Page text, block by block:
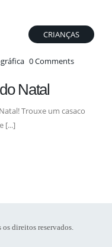
CRIANÇAS
0 Comments
Natal
Trouxe um casaco
[...]
direitos reservados.